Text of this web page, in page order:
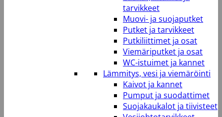
tarvikkeet
Muovi- ja suojaputket
Putket ja tarvikkeet
Putkiliittimet ja osat
Viemäriputket ja osat
WC-istuimet ja kannet
Lämmitys, vesi ja viemäröinti
Kaivot ja kannet
Pumput ja suodattimet
Suojakaukalot ja tiivisteet